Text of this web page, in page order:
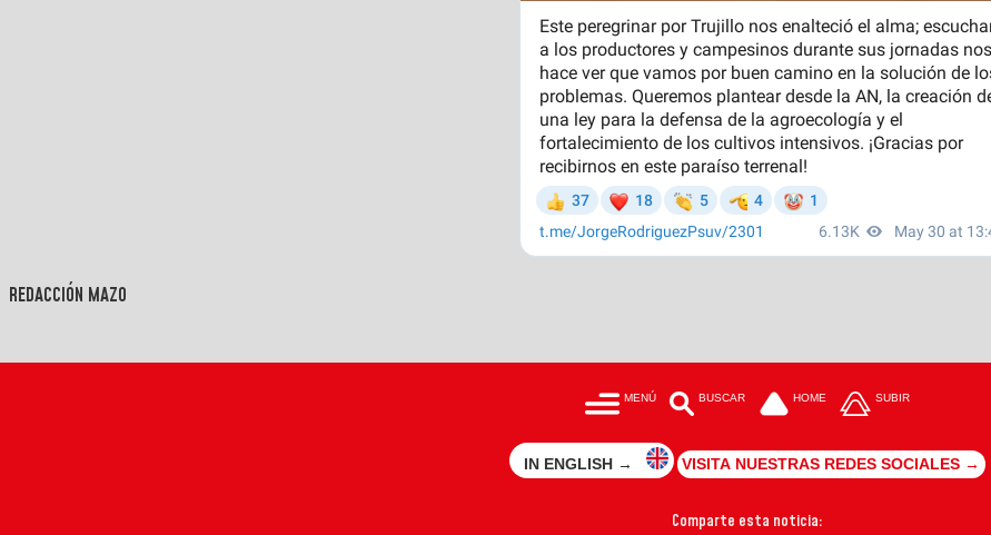
REDACCIÓN MAZO
MENÚ BUSCAR HOME SUBIR
IN ENGLISH → VISITA NUESTRAS REDES SOCIALES →
Comparte esta noticia: